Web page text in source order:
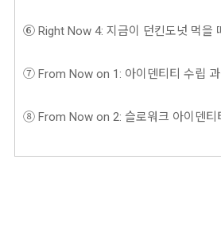
⑥ Right Now 4: 지금이 던킨도넛 먹을
⑦ From Now on 1: 아이덴티티 수립
⑧ From Now on 2: 슬로워크 아이덴티